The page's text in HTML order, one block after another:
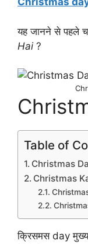
यह जानने से पहले
Hai ?
Table of
Christmas
Christmas
क्रिसमस day